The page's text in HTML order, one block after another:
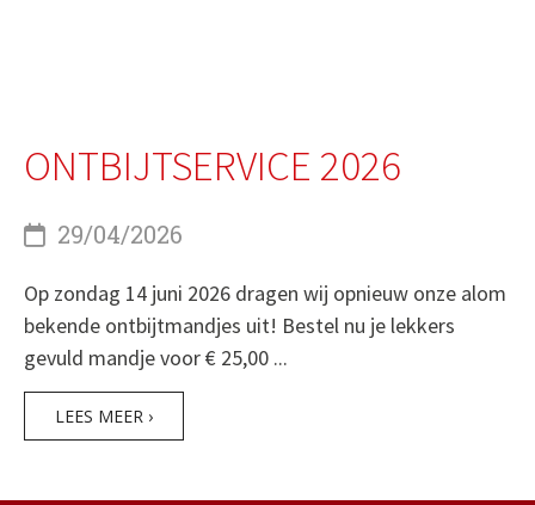
ONTBIJTSERVICE 2026
29/04/2026
Op zondag 14 juni 2026 dragen wij opnieuw onze alom
bekende ontbijtmandjes uit! Bestel nu je lekkers
gevuld mandje voor € 25,00 ...
LEES MEER ›